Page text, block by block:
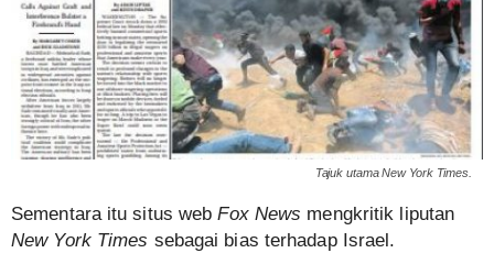
Tajuk utama New York Times.
Sementara itu situs webFox News mengkritik liputan
New York Times sebagai bias terhadap Israel.